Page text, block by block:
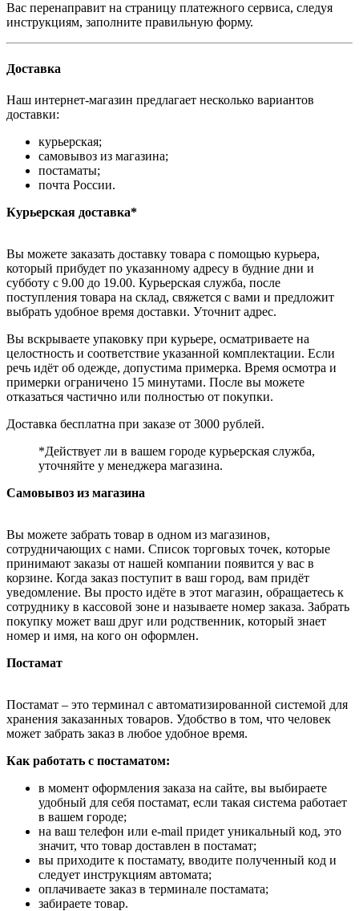
Вас перенаправит на страницу платежного сервиса, следуя
инструкциям, заполните правильную форму.
Доставка
Наш интернет-магазин предлагает несколько вариантов
доставки:
курьерская;
самовывоз из магазина;
постаматы;
почта России.
Курьерская доставка*
Вы можете заказать доставку товара с помощью курьера,
который прибудет по указанному адресу в будние дни и
субботу с 9.00 до 19.00. Курьерская служба, после
поступления товара на склад, свяжется с вами и предложит
выбрать удобное время доставки. Уточнит адрес.
Вы вскрываете упаковку при курьере, осматриваете на
целостность и соответствие указанной комплектации. Если
речь идёт об одежде, допустима примерка. Время осмотра и
примерки ограничено 15 минутами. После вы можете
отказаться частично или полностью от покупки.
Доставка бесплатна при заказе от 3000 рублей.
*Действует ли в вашем городе курьерская служба,
уточняйте у менеджера магазина.
Самовывоз из магазина
Вы можете забрать товар в одном из магазинов,
сотрудничающих с нами. Список торговых точек, которые
принимают заказы от нашей компании появится у вас в
корзине. Когда заказ поступит в ваш город, вам придёт
уведомление. Вы просто идёте в этот магазин, обращаетесь к
сотруднику в кассовой зоне и называете номер заказа. Забрать
покупку может ваш друг или родственник, который знает
номер и имя, на кого он оформлен.
Постамат
Постамат – это терминал с автоматизированной системой для
хранения заказанных товаров. Удобство в том, что человек
может забрать заказ в любое удобное время.
Как работать с постаматом:
в момент оформления заказа на сайте, вы выбираете
удобный для себя постамат, если такая система работает
в вашем городе;
на ваш телефон или e-mail придет уникальный код, это
значит, что товар доставлен в постамат;
вы приходите к постамату, вводите полученный код и
следует инструкциям автомата;
оплачиваете заказ в терминале постамата;
забираете товар.